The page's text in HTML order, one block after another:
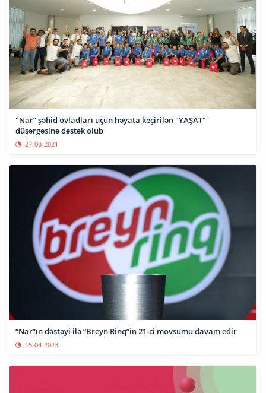
"Nar” şəhid övladları üçün həyata keçirilən "YAŞAT"
düşərgəsinə dəstək olub
27-08-2021
“Nar”ın dəstəyi ilə “Breyn Rinq”in 21-ci mövsümü davam edir
15-04-2023